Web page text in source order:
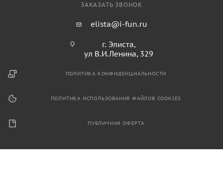
ЗАКАЗАТЬ ЗВОНОК
elista@i-fun.ru
г. Элиста,
ул В.И.Ленина, 329
ПОЛИТИКА КОНФИДЕНЦИАЛЬНОСТИ
ПОЛИТИКА ИСПОЛЬЗОВАНИЯ ФАЙЛОВ COOKIES
ПУБЛИЧНАЯ ОФЕРТА